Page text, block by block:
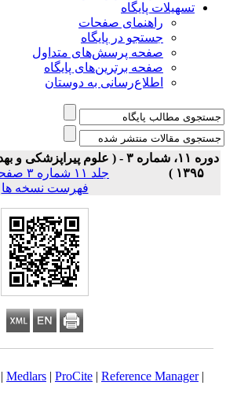
تسهیلات پایگاه
راهنمای صفحات
جستجو در پایگاه
صفحه پرسش‌های متداول
صفحه برترین‌های پایگاه
اطلاع‌رسانی به دوستان
۱۳۹۵ )
جلد ۱۱ شماره ۳ صفحات ۳۳-۲۸
فهرست نسخه ها
|Medlars|ProCite|Reference Manager